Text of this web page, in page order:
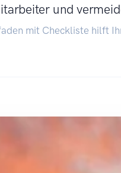
und
mit Checkliste hilft